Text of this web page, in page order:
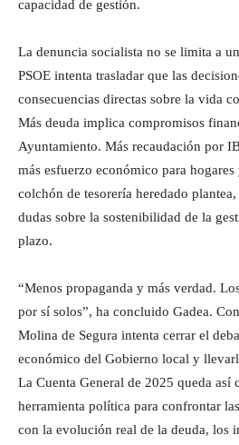
capacidad de gestión.
La denuncia socialista no se limita a
PSOE intenta trasladar que las
consecuencias directas sobre la vida
Más deuda implica compromisos
Ayuntamiento. Más recaudación por
más esfuerzo económico para
colchón de tesorería heredado
dudas sobre la sostenibilidad de la
plazo.
“Menos propaganda y más verdad.
por sí solos”, ha concluido Gadea.
Molina de Segura intenta cerrar el
económico del Gobierno local y
La Cuenta General de 2025 queda así
herramienta política para confrontar
con la evolución real de la deuda, los